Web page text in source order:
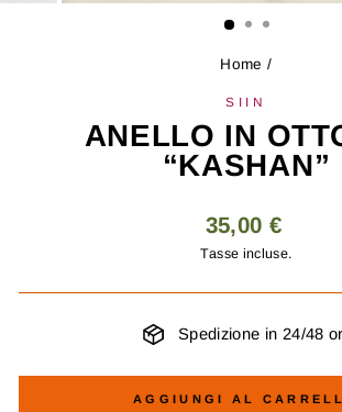
Home /
SIIN
ANELLO IN
“KASHAN”
Prezzo
regolare
35,00 €
Tasse incluse.
Spedizione in 24/48
AGGIUNGI AL